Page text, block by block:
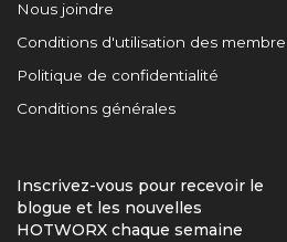
Nous joindre
Conditions d'utilisation des
Politique de confidentialité
Conditions générales
Inscrivez-vous pour recevoir le
blogue et les nouvelles
HOTWORX chaque semaine